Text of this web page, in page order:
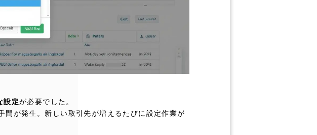
設定が必要でした。
が発生。新しい取引先が増えるたびに設定作業が